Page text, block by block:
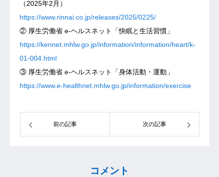
（2025年2月）
https://www.rinnai.co.jp/releases/2025/0225/
② 厚生労働省 e-ヘルスネット「快眠と生活習慣」
https://kennet.mhlw.go.jp/information/information/heart/k-
01-004.html
③ 厚生労働省 e-ヘルスネット「身体活動・運動」
https://www.e-healthnet.mhlw.go.jp/information/exercise
前の記事 次の記事
コメント